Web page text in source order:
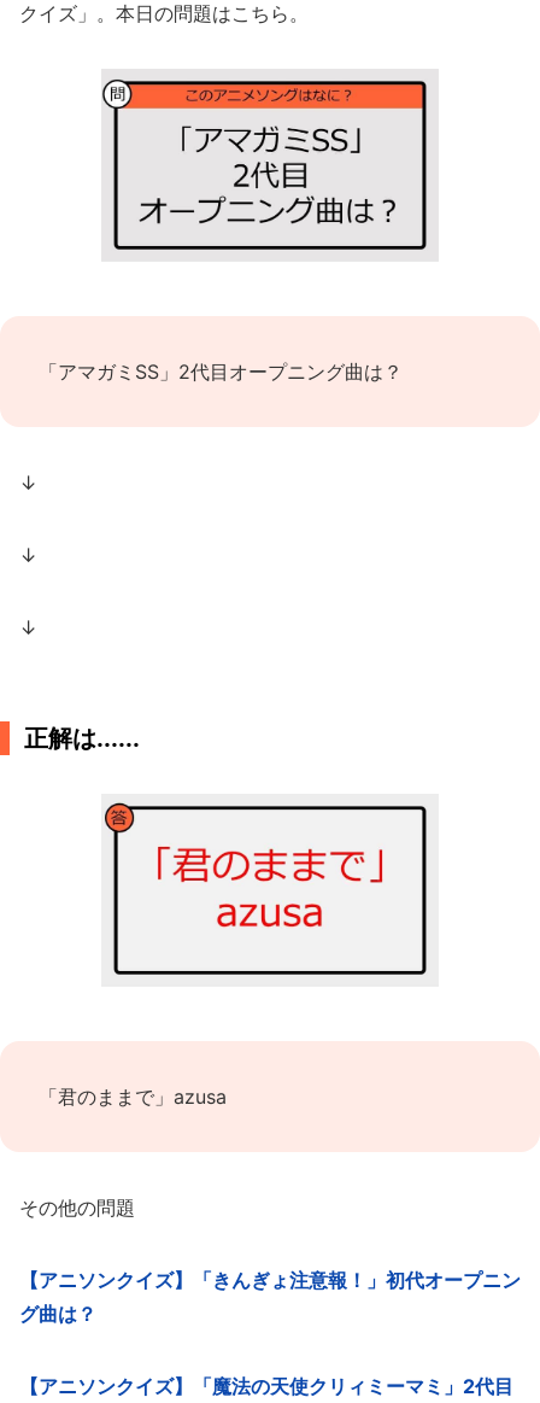
クイズ」。本日の問題はこちら。
「アマガミSS」2代目オープニング曲は？
↓
↓
↓
正解は......
「君のままで」azusa
その他の問題
【アニソンクイズ】「きんぎょ注意報！」初代オープニン
グ曲は？
【アニソンクイズ】「魔法の天使クリィミーマミ」2代目